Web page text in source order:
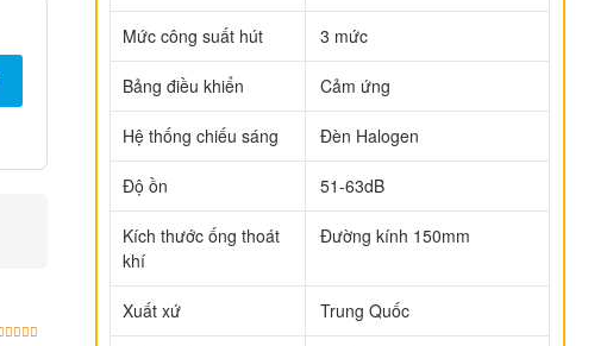
Mức công suất hút 3 mức
Bảng điều khiển Cảm ứng
Hệ thống chiếu sáng Đèn Halogen
Độ ồn 51-63dB
Kích thước ống thoát
khí
Đường kính 150mm
Xuất xứ Trung Quốc